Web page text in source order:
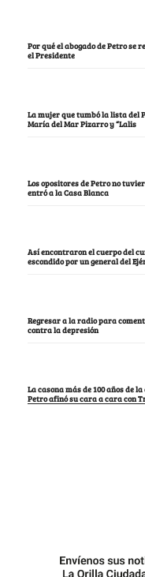
Por qué el abogado de Petro se
el Presidente
La mujer que tumbó la lista del
María del Mar Pizarro y “Lalis
Los opositores de Petro no
entró a la Casa Blanca
Así encontraron el cuerpo del
escondido por un general del
Regresar a la radio para
contra la depresión
La casona más de 100 años de
Petro afinó su cara a cara con